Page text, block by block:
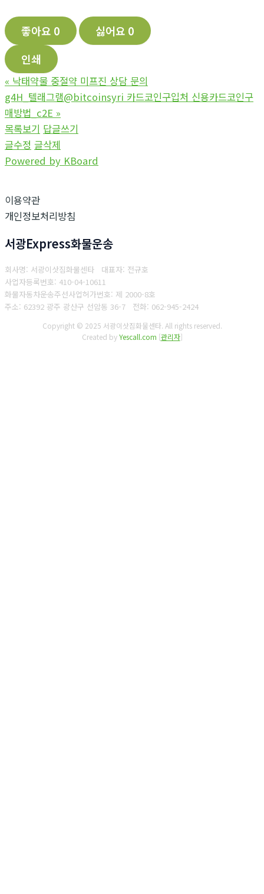
좋아요 0 싫어요 0
인쇄
« 낙태약물 중절약 미프진 상담 문의
g4H_텔래그램@bitcoinsyri 카드코인구입처 신용카드코인구
매방법_c2E »
목록보기 답글쓰기
글수정 글삭제
Powered by KBoard
이용약관
개인정보처리방침
서광Express화물운송
회사명: 서광이삿짐화물센타 대표자: 전규호
사업자등록번호: 410-04-10611
화물자동차운송주선사업허가번호: 제 2000-8호
주소: 62392 광주 광산구 선암동 36-7 전화: 062-945-2424
Copyright © 2025 서광이삿짐화물센타. All rights reserved.
Created byYescall.com [관리자]